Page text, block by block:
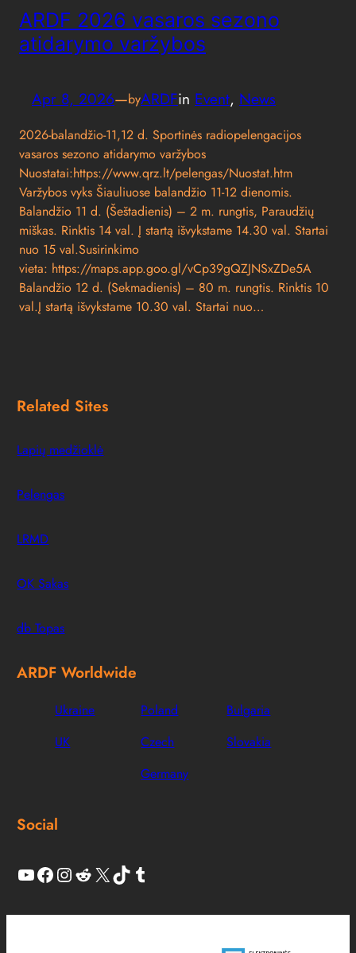
ARDF 2026 vasaros sezono
atidarymo varžybos
Apr 8, 2026—byARDFin Event, News
2026-balandžio-11,12 d. Sportinės radiopelengacijos
vasaros sezono atidarymo varžybos
Nuostatai:https://www.qrz.lt/pelengas/Nuostat.htm
Varžybos vyks Šiauliuose balandžio 11-12 dienomis.
Balandžio 11 d. (Šeštadienis) – 2 m. rungtis, Paraudžių
miškas. Rinktis 14 val. Į startą išvykstame 14.30 val. Startai
nuo 15 val.Susirinkimo
vieta: https://maps.app.goo.gl/vCp39gQZJNSxZDe5A
Balandžio 12 d. (Sekmadienis) – 80 m. rungtis. Rinktis 10
val.Į startą išvykstame 10.30 val. Startai nuo…
Related Sites
Lapių medžioklė
Pelengas
LRMD
OK Sakas
db Topas
ARDF Worldwide
Ukraine Poland
Bulgaria
UK
Czech
Slovakia
Germany
Social
YouTube Facebook Instagram Reddit X TikTok Tumblr